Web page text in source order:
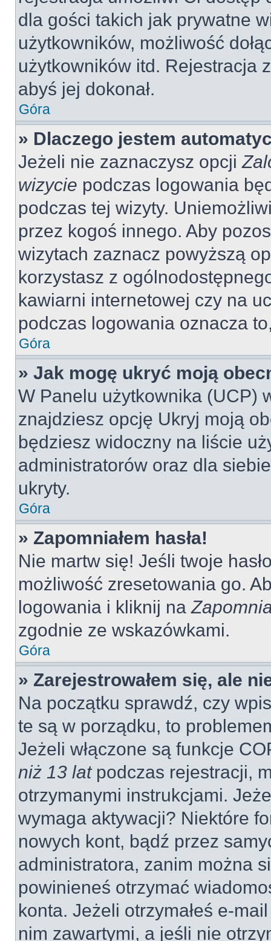
dla gości takich jak prywatne
użytkowników, możliwość
użytkowników itd. Rejestracja
abyś jej dokonał.
Góra
» Dlaczego jestem
Jeżeli nie zaznaczysz opcji
wizycie podczas logowania
podczas tej wizyty.
przez kogoś innego. Aby
wizytach zaznacz powyższą
korzystasz z
kawiarni internetowej czy na
podczas logowania oznacza
Góra
» Jak mogę ukryć moją
W Panelu użytkownika (UCP)
znajdziesz opcję Ukryj moją
będziesz widoczny na liście
administratorów oraz dla
ukryty.
Góra
» Zapomniałem hasła!
Nie martw się! Jeśli twoje
możliwość zresetowania go.
logowania i kliknij na
zgodnie ze wskazówkami.
Góra
» Zarejestrowałem się, ale
Na początku sprawdź, czy
te są w porządku, to
Jeżeli włączone są funkcje
niż 13 latpodczas rejestracji,
otrzymanymi instrukcjami.
wymaga aktywacji? Niektóre
nowych kont, bądź przez
administratora, zanim można
powinieneś otrzymać
konta. Jeżeli otrzymałeś e-
nim zawartymi, a jeśli nie